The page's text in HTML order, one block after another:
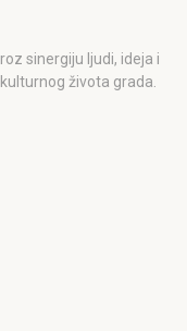
sinergiju ljudi, ideja i
života grada.